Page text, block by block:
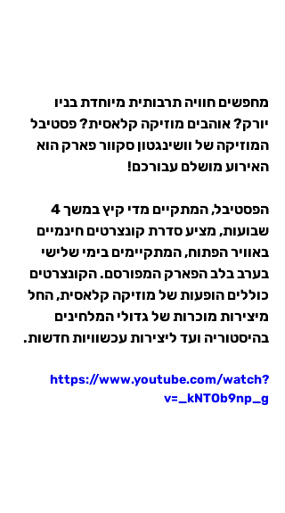
מחפשים חוויה תרבותית מיוחדת בניו
יורק? אוהבים מוזיקה קלאסית? פסטיבל
המוזיקה של וושינגטון סקוור פארק הוא
האירוע מושלם עבורכם!
שבועות, מציע סדרת קונצרטים חינמיים
באוויר הפתוח, המתקיימים בימי שלישי
בערב בלב הפארק המפורסם. הקונצרטים
כוללים הופעות של מוזיקה קלאסית, החל
מיצירות מוכרות של גדולי המלחינים
בהיסטוריה ועד ליצירות עכשוויות חדשות.
https://www.youtube.com/watch?
v=_kNTOb9np_g